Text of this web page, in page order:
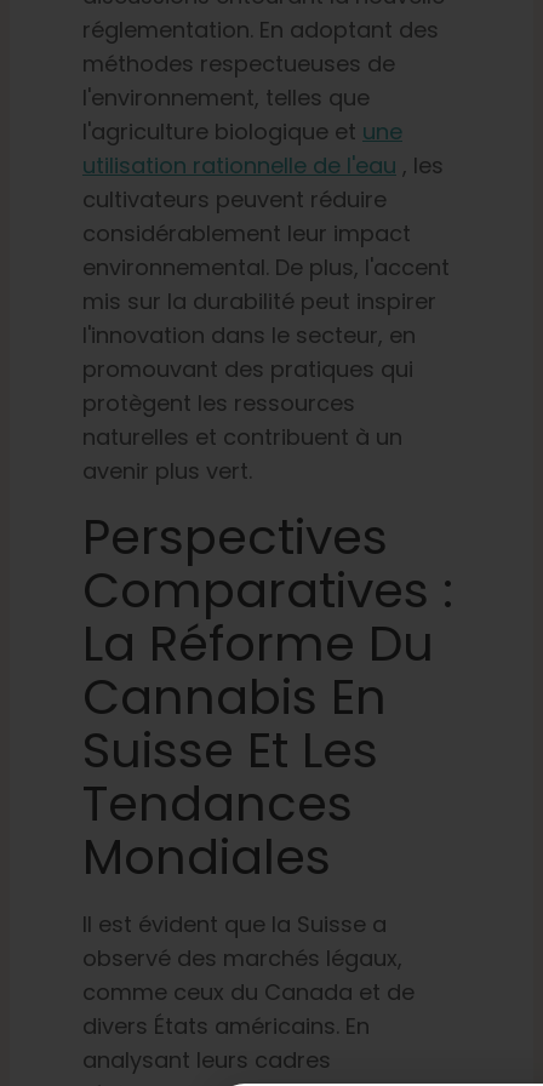
réglementation. En adoptant des
méthodes respectueuses de
l'environnement, telles que
l'agriculture biologique et une
utilisation rationnelle de l'eau , les
cultivateurs peuvent réduire
considérablement leur impact
environnemental. De plus, l'accent
mis sur la durabilité peut inspirer
l'innovation dans le secteur, en
promouvant des pratiques qui
protègent les ressources
naturelles et contribuent à un
avenir plus vert.
Perspectives
Comparatives :
La Réforme Du
Cannabis En
Suisse Et Les
Tendances
Mondiales
Il est évident que la Suisse a
observé des marchés légaux,
comme ceux du Canada et de
divers États américains. En
analysant leurs cadres